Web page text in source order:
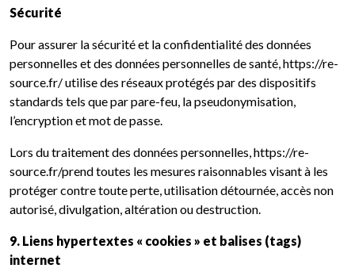
Sécurité
Pour assurer la sécurité et la confidentialité des données
personnelles et des données personnelles de santé, https://re-
source.fr/ utilise des réseaux protégés par des dispositifs
standards tels que par pare-feu, la pseudonymisation,
l’encryption et mot de passe.
Lors du traitement des données personnelles, https://re-
source.fr/prend toutes les mesures raisonnables visant à les
protéger contre toute perte, utilisation détournée, accès non
autorisé, divulgation, altération ou destruction.
9. Liens hypertextes « cookies » et balises (tags)
internet